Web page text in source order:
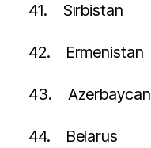
41. Sırbistan
42. Ermenistan
43. Azerbaycan
44. Belarus